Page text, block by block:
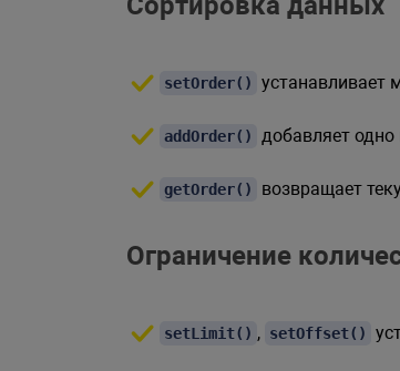
setOrder() устанавливает
addOrder() добавляет
getOrder() возвращает
Ограничение
setLimit() , setOffset()